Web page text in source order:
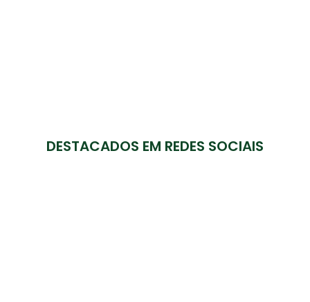
DESTACADOS EM REDES SOCIAIS